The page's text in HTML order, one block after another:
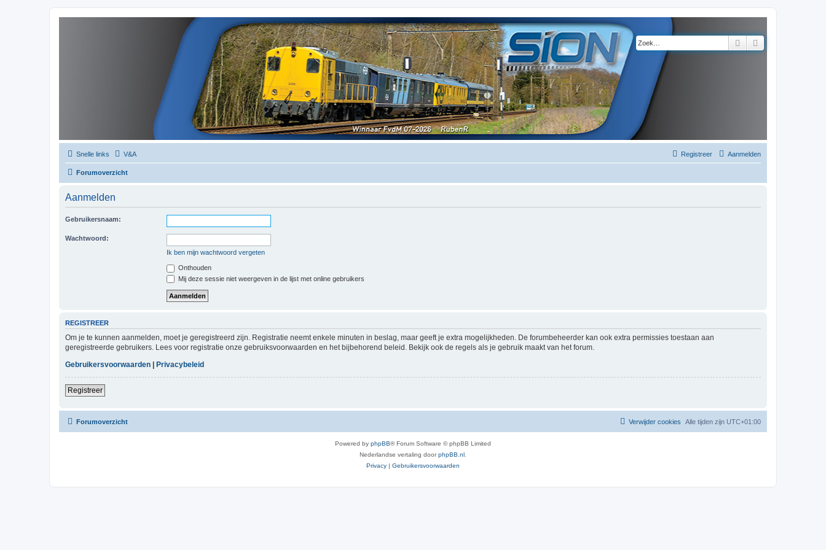
Zoek
Snelle links V&A Aanmelden
Registreer
Forumoverzicht
Aanmelden
Gebruikersnaam:
Wachtwoord:
Ik ben mijn wachtwoord vergeten
Onthouden
Mij deze sessie niet weergeven in de lijst met online gebruikers
REGISTREER
Om je te kunnen aanmelden, moet je geregistreerd zijn. Registratie neemt enkele minuten in beslag, maar geeft je extra mogelijkheden. De forumbeheerder kan ook extra permissies toestaan aan
geregistreerde gebruikers. Lees voor registratie onze gebruiksvoorwaarden en het bijbehorend beleid. Bekijk ook de regels als je gebruik maakt van het forum.
Gebruikersvoorwaarden | Privacybeleid
Registreer
Forumoverzicht Alle tijden zijn UTC+01:00
Verwijder cookies
Powered by phpBB® Forum Software © phpBB Limited
Nederlandse vertaling doorphpBB.nl
Privacy | Gebruikersvoorwaarden